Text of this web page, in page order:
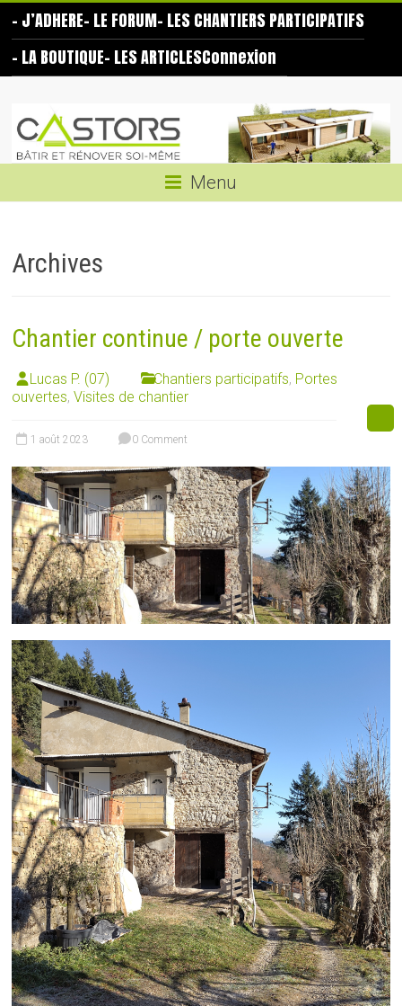
content
– J’ADHERE– LE FORUM– LES CHANTIERS PARTICIPATIFS
– LA BOUTIQUE– LES ARTICLESConnexion
Castors
même
Menu
Archives
Chantier continue / porte ouverte
Lucas P. (07) Chantiers participatifs, Portes
ouvertes,Visites de chantier
1 août 2023 0 Comment